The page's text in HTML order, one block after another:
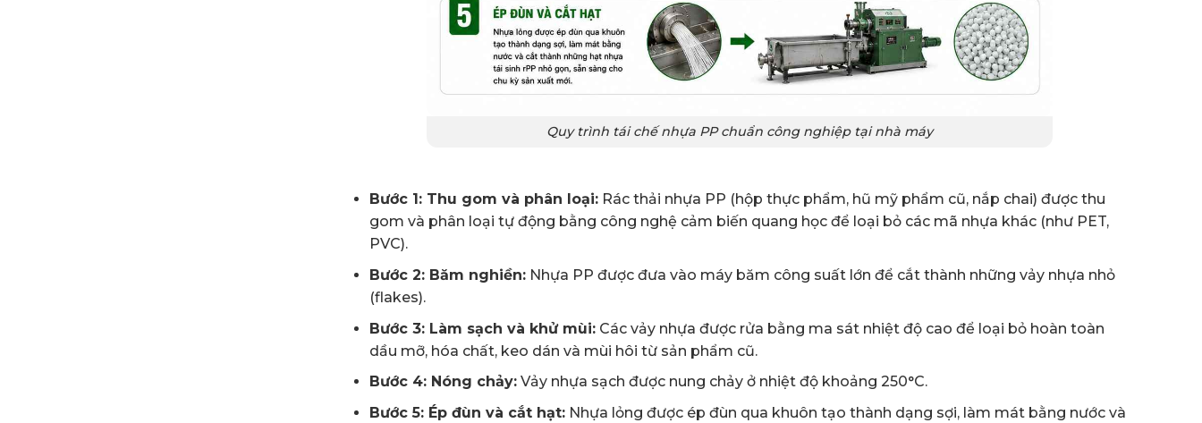
Quy trình tái chế nhựa PP chuẩn công nghiệp tại nhà máy
Bước 1: Thu gom và phân loại:Rác thải nhựa PP (hộp thực phẩm, hũ mỹ phẩm cũ, nắp chai) được thu
gom và phân loại tự động bằng công nghệ cảm biến quang học để loại bỏ các mã nhựa khác (như PET,
PVC).
Bước 2: Băm nghiền:Nhựa PP được đưa vào máy băm công suất lớn để cắt thành những vảy nhựa nhỏ
(flakes).
Bước 3: Làm sạch và khử mùi:Các vảy nhựa được rửa bằng ma sát nhiệt độ cao để loại bỏ hoàn toàn
dầu mỡ, hóa chất, keo dán và mùi hôi từ sản phẩm cũ.
Bước 4: Nóng chảy:Vảy nhựa sạch được nung chảy ở nhiệt độ khoảng 250°C.
Bước 5: Ép đùn và cắt hạt:Nhựa lỏng được ép đùn qua khuôn tạo thành dạng sợi, làm mát bằng nước và